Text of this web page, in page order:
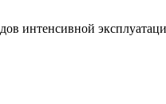
интенсивной